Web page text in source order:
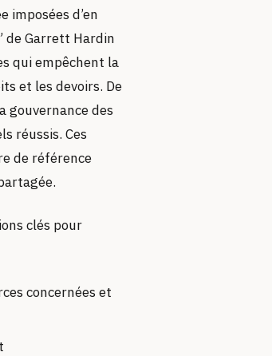
imposées d’en
de Garrett Hardin
qui empêchent la
et les devoirs. De
gouvernance des
réussis. Ces
de référence
clés pour
concernées et